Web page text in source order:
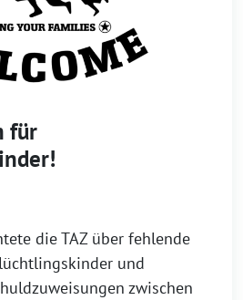
für
die TAZ über fehlende
und
zwischen